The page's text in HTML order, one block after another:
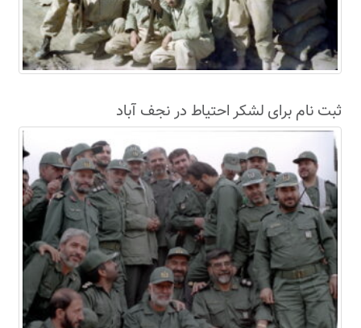
ثبت نام برای لشکر احتیاط در نجف آباد